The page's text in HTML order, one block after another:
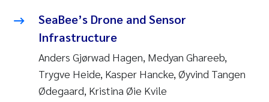
SeaBee’s Drone and Sensor
Infrastructure
Anders Gjørwad Hagen, Medyan Ghareeb,
Trygve Heide, Kasper Hancke, Øyvind Tangen
Ødegaard, Kristina Øie Kvile